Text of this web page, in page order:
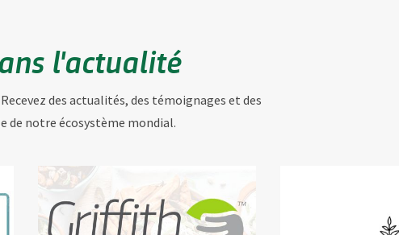
l'actualité
des actualités, des témoignages et des
de notre écosystème mondial.